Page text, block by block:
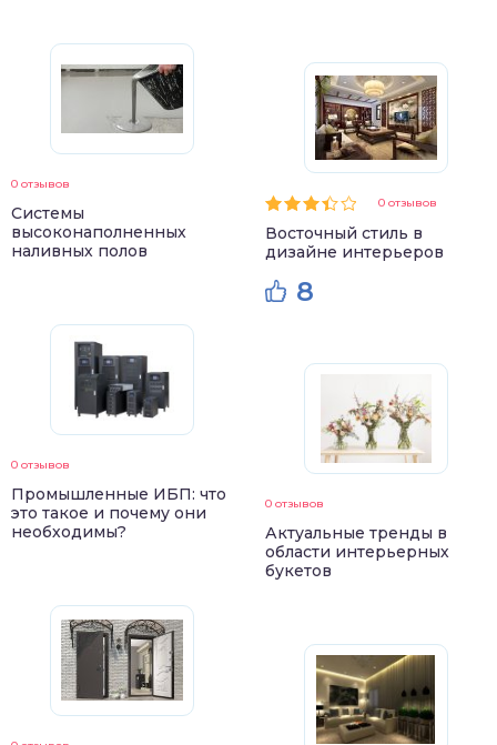
0 отзывов
Системы
высоконаполненных
наливных полов
0 отзывов
Промышленные ИБП: что
это такое и почему они
необходимы?
0 отзывов
Восточный стиль в
дизайне интерьеров
8
0 отзывов
Актуальные тренды в
области интерьерных
букетов